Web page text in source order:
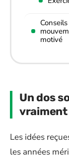
motivé
Un dos
vraiment
Les idées
les années